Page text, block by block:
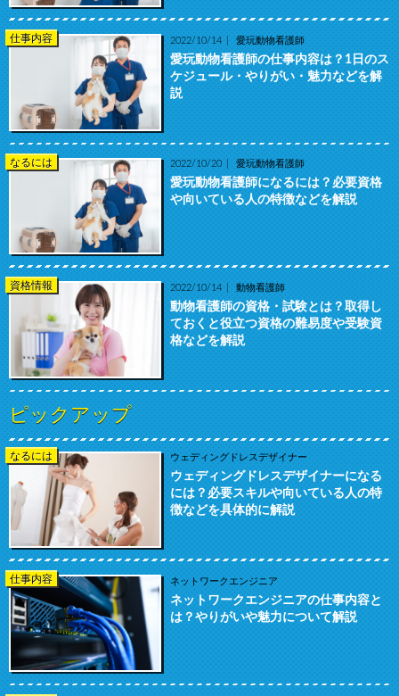
仕事内容 2022/10/14 愛玩動物看護師
愛玩動物看護師の仕事内容は？1日のス
ケジュール・やりがい・魅力などを解
説
なるには 2022/10/20 愛玩動物看護師
愛玩動物看護師になるには？必要資格
や向いている人の特徴などを解説
資格情報 2022/10/14 動物看護師
動物看護師の資格・試験とは？取得し
ておくと役立つ資格の難易度や受験資
格などを解説
ピックアップ
なるには ウェディングドレスデザイナー
ウェディングドレスデザイナーになる
には？必要スキルや向いている人の特
徴などを具体的に解説
仕事内容 ネットワークエンジニア
ネットワークエンジニアの仕事内容と
は？やりがいや魅力について解説